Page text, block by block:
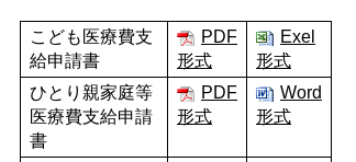
こども医療費支
給申請書
PDF
形式
Exel
形式
ひとり親家庭等
医療費支給申請
書
PDF
形式
Word
形式